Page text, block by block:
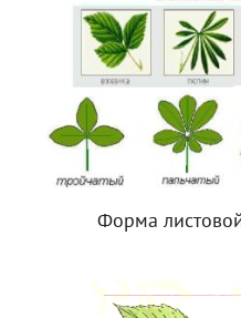
Форма